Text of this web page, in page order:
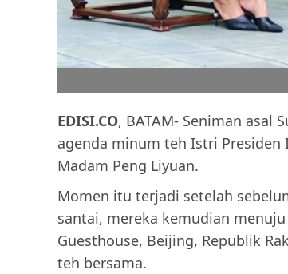
EDISI.CO, BATAM- Seniman asal
agenda minum teh Istri Presiden
Madam Peng Liyuan.
Momen itu terjadi setelah
santai, mereka kemudian
Guesthouse, Beijing, Republik
teh bersama.